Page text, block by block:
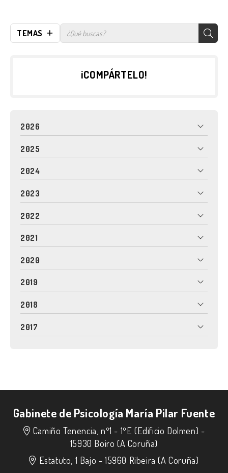
TEMAS
¡COMPÁRTELO!
2026
2025
2024
2023
2022
2021
2020
2019
2018
2017
Gabinete de Psicología María Pilar Fuente
Camiño Tenencia, nº1 - 1ºE (Edificio Dolmen) -
15930 Boiro (A Coruña)
Estatuto, 1 Bajo -15960 Ribeira (A Coruña)